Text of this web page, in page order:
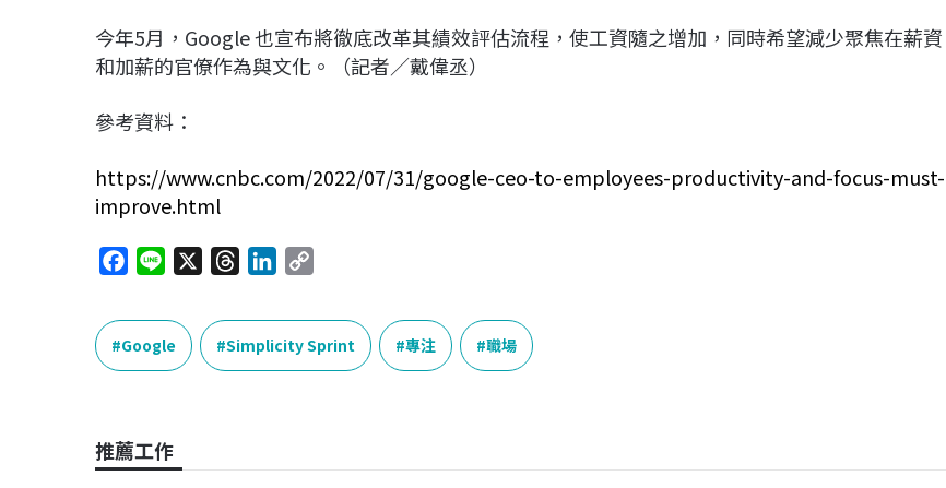
今年5月，Google 也宣布將徹底改革其績效評估流程，使工資隨之增加，同時希望減少聚焦在薪資
和加薪的官僚作為與文化。（記者／戴偉丞）
參考資料：
https://www.cnbc.com/2022/07/31/google-ceo-to-employees-productivity-and-focus-must-
improve.html
c
e
b
k
n
e
r
e
a
n
k
e
p
y
L
Google Simplicity Sprint 專注 職場
推薦工作